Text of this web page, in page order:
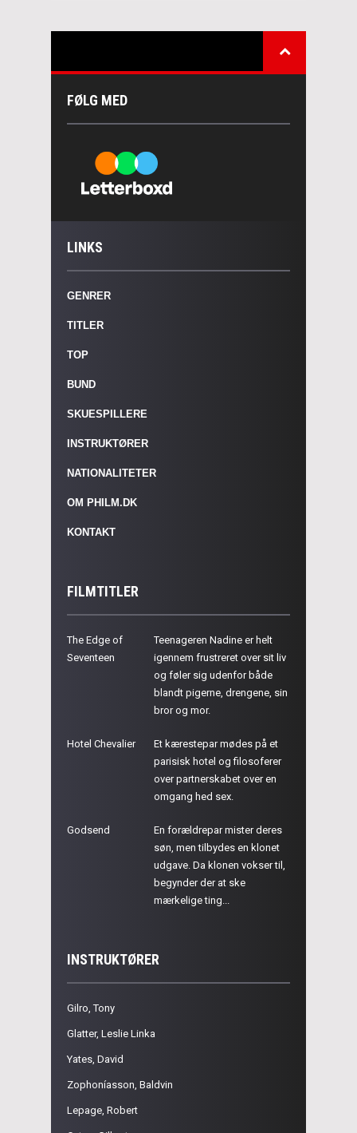
FØLG MED
LINKS
GENRER
TITLER
TOP
BUND
SKUESPILLERE
INSTRUKTØRER
NATIONALITETER
OM PHILM.DK
KONTAKT
FILMTITLER
The Edge of
Seventeen
Teenageren Nadine er helt
igennem frustreret over sit liv
og føler sig udenfor både
blandt pigerne, drengene, sin
bror og mor.
Hotel Chevalier
Et kærestepar mødes på et
parisisk hotel og filosoferer
over partnerskabet over en
omgang hed sex.
Godsend
En forældrepar mister deres
søn, men tilbydes en klonet
udgave. Da klonen vokser til,
begynder der at ske
mærkelige ting...
INSTRUKTØRER
Gilro, Tony
Glatter, Leslie Linka
Yates, David
Zophoníasson, Baldvin
Lepage, Robert